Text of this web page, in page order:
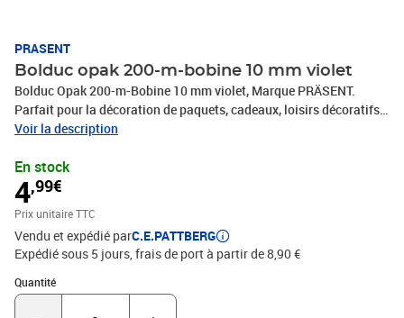
PRASENT
Bolduc opak 200-m-bobine 10 mm violet
Bolduc Opak 200-m-Bobine 10 mm violet, Marque PRÄSENT.
Parfait pour la décoration de paquets, cadeaux, loisirs décoratifs
et tous vos projets DIY. Nos produits sont fabriqués en Allemagne
occasions : que ce soit pour un anniversaire, un baptême, une
communion, Noël, le Nouvel An ou même pour Pâques – ce
fabuleux accessoire rend rapidement les emballages cadeaux
beaux et attrayants.
Voir la description
En stock
4,99€
Prix unitaire TTC
Vendu et expédié parC.E.PATTBERG
Expédié sous 5 jours, frais de port à partir de 8,90 €
Quantité
Quantité : 1